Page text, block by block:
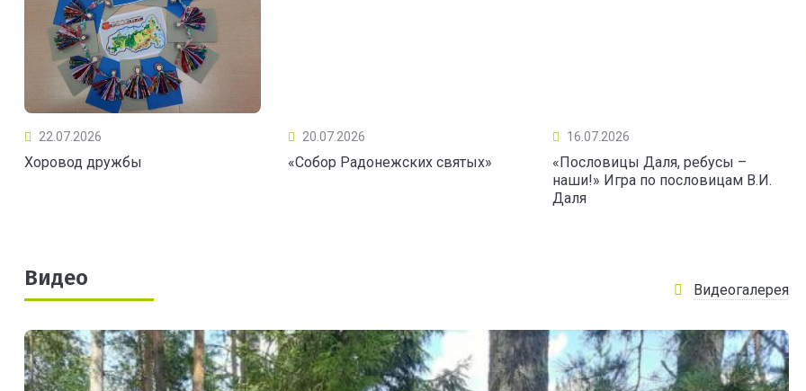
22.07.2026
Хоровод дружбы
20.07.2026
«Собор Радонежских святых»
16.07.2026
«Пословицы Даля, ребусы –
наши!» Игра по пословицам В.И.
Даля
Видео Видеогалерея